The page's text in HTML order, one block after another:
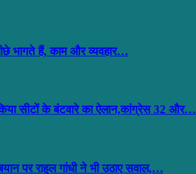
भागते हैं, काम और व्यवहार…
सीटों के बंटवारे का ऐलान,कांग्रेस 32 और…
पर राहुल गांधी ने भी उठाए सवाल,…